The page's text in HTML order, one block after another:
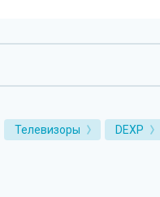
Телевизоры DEXP